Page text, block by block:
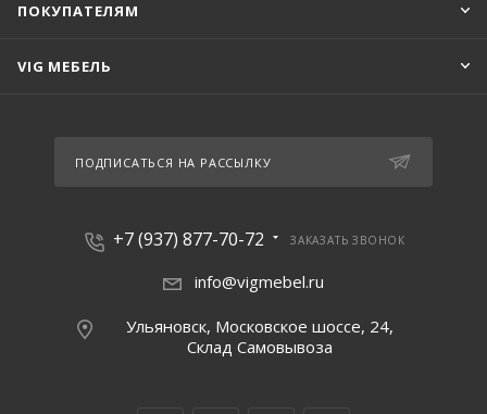
ПОКУПАТЕЛЯМ
VIG МЕБЕЛЬ
ПОДПИСАТЬСЯ НА РАССЫЛКУ
+7 (937) 877-70-72 ЗАКАЗАТЬ ЗВОНОК
info@vigmebel.ru
Ульяновск, Московское шоссе, 24,
Склад Cамовывоза